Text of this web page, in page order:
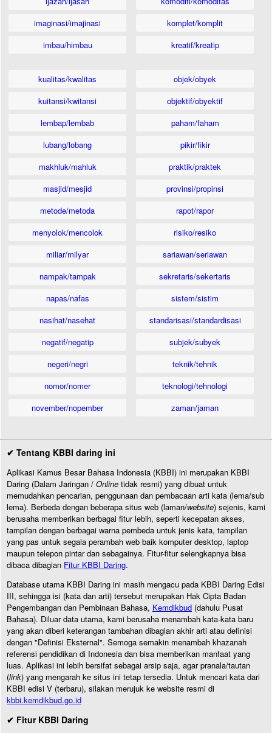
imaginasi/imajinasi
imbau/himbau
komplet/komplit
kreatif/kreatip
kualitas/kwalitas
kuitansi/kwitansi
lembap/lembab
lubang/lobang
makhluk/mahluk
masjid/mesjid
metode/metoda
menyolok/mencolok
miliar/milyar
nampak/tampak
napas/nafas
nasihat/nasehat
negatif/negatip
negeri/negri
nomor/nomer
november/nopember
objek/obyek
objektif/obyektif
paham/faham
pikir/fikir
praktik/praktek
provinsi/propinsi
rapot/rapor
risiko/resiko
sariawan/seriawan
sekretaris/sekertaris
sistem/sistim
standarisasi/standardisasi
subjek/subyek
teknik/tehnik
teknologi/tehnologi
zaman/jaman
✔ Tentang KBBI daring ini
Aplikasi Kamus Besar Bahasa Indonesia (KBBI) ini merupakan KBBI
Daring (Dalam Jaringan / Online tidak resmi) yang dibuat untuk
memudahkan pencarian, penggunaan dan pembacaan arti kata (lema/sub
lema). Berbeda dengan beberapa situs web (laman/website) sejenis, kami
berusaha memberikan berbagai fitur lebih, seperti kecepatan akses,
tampilan dengan berbagai warna pembeda untuk jenis kata, tampilan
yang pas untuk segala perambah web baik komputer desktop, laptop
maupun telepon pintar dan sebagainya. Fitur-fitur selengkapnya bisa
dibaca dibagian Fitur KBBI Daring.
Database utama KBBI Daring ini masih mengacu pada KBBI Daring Edisi
III, sehingga isi (kata dan arti) tersebut merupakan Hak Cipta Badan
Pengembangan dan Pembinaan Bahasa, Kemdikbud (dahulu Pusat
Bahasa). Diluar data utama, kami berusaha menambah kata-kata baru
yang akan diberi keterangan tambahan dibagian akhir arti atau definisi
dengan "Definisi Eksternal". Semoga semakin menambah khazanah
referensi pendidikan di Indonesia dan bisa memberikan manfaat yang
luas. Aplikasi ini lebih bersifat sebagai arsip saja, agar pranala/tautan
(link) yang mengarah ke situs ini tetap tersedia. Untuk mencari kata dari
KBBI edisi V (terbaru), silakan merujuk ke website resmi di
kbbi.kemdikbud.go.id
✔ Fitur KBBI Daring